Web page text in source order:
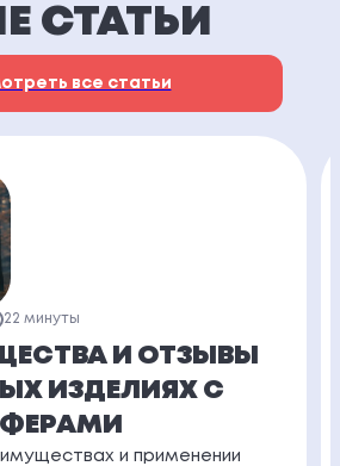
СТАТЬИ
все статьи
22 минуты
И ОТЗЫВЫ
ИЗДЕЛИЯХ С
и применении